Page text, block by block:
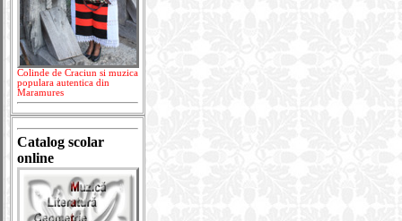
Colinde de Craciun si muzica
populara autentica din
Maramures
Catalog scolar
online